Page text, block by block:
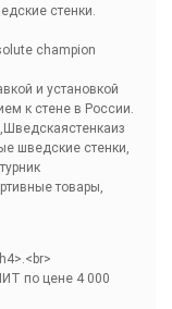
стенки.
champion
и установкой
к стене в России.
шведские стенки,
товары,
по цене 4 000